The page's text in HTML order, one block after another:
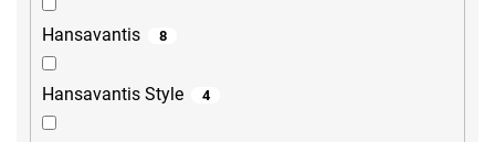
Hansavantis 8
Hansavantis Style 4